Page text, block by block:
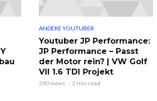
ANDERE YOUTUBER
Youtuber JP Performance:
JP Performance – Passt
der Motor rein? | VW Golf
VII 1.6 TDI Projekt
390 views 2 min read